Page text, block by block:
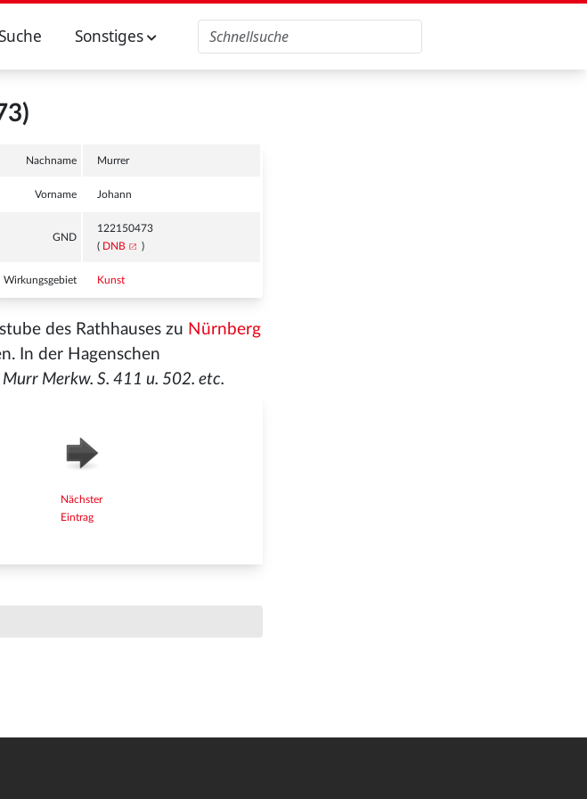
Sonstiges
Nachname Murrer
Vorname Johann
GND
122150473
( DNB )
Wirkungsgebiet Kunst
des Rathhauses zu Nürnberg
In der Hagenschen
Murr Merkw. S. 411 u. 502. etc.
Nächster
Eintrag